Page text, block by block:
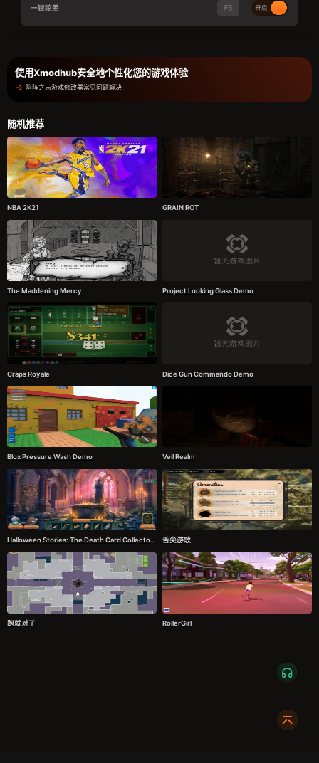
使用Xmodhub安全地个性化您的游戏体验
陷阵之志游戏修改器常见问题解决
随机推荐
NBA 2K21 GRAIN ROT
The Maddening Mercy Project Looking Glass Demo
Craps Royale Dice Gun Commando Demo
Blox Pressure Wash Demo Veil Realm
Halloween Stories: The Death Card Collector's Edition 舌尖游歌
跑就对了 RollerGirl